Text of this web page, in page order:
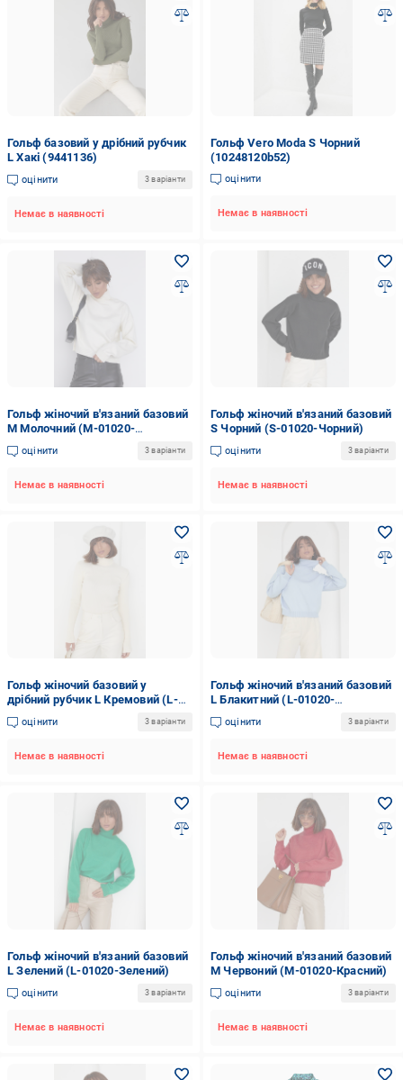
Гольф базовий у дрібний рубчик
L Хакі (9441136)
оцінити 3 варіанти
Немає в наявності
Гольф Vero Moda S Чорний
(10248120b52)
оцінити
Немає в наявності
Гольф жіночий в'язаний базовий
M Молочний (M-01020-
Молочний)
оцінити 3 варіанти
Немає в наявності
Гольф жіночий в'язаний базовий
S Чорний (S-01020-Чорний)
оцінити 3 варіанти
Немає в наявності
Гольф жіночий базовий у
дрібний рубчик L Кремовий (L-
3086-Кремовий)
оцінити 3 варіанти
Немає в наявності
Гольф жіночий в'язаний базовий
L Блакитний (L-01020-
Блакитний)
оцінити 3 варіанти
Немає в наявності
Гольф жіночий в'язаний базовий
L Зелений (L-01020-Зелений)
оцінити 3 варіанти
Немає в наявності
Гольф жіночий в'язаний базовий
M Червоний (M-01020-Красний)
оцінити 3 варіанти
Немає в наявності